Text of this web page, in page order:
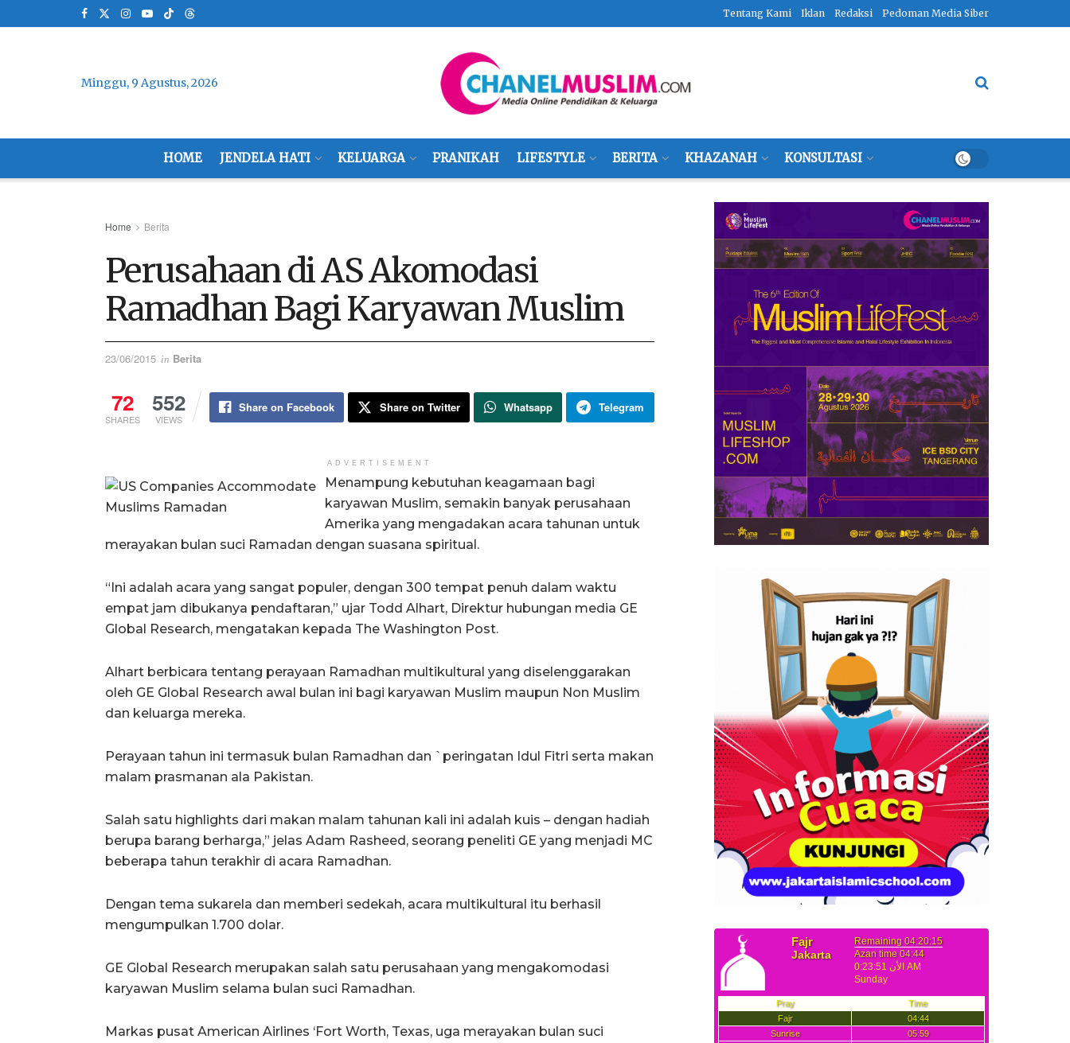
Tentang Kami Iklan Redaksi Pedoman Media Siber
Minggu, 9 Agustus, 2026
HOME JENDELA HATI KELUARGA PRANIKAH LIFESTYLE BERITA KHAZANAH KONSULTASI
Home Berita
Perusahaan di AS Akomodasi
Ramadhan Bagi Karyawan Muslim
23/06/2015 in Berita
72
SHARES
552
VIEWS
Share on Facebook Share on Twitter Whatsapp Telegram
ADVERTISEMENT
Menampung kebutuhan keagamaan bagi
karyawan Muslim, semakin banyak perusahaan
Amerika yang mengadakan acara tahunan untuk
merayakan bulan suci Ramadan dengan suasana spiritual.
“Ini adalah acara yang sangat populer, dengan 300 tempat penuh dalam waktu
empat jam dibukanya pendaftaran,” ujar Todd Alhart, Direktur hubungan media GE
Global Research, mengatakan kepada The Washington Post.
Alhart berbicara tentang perayaan Ramadhan multikultural yang diselenggarakan
oleh GE Global Research awal bulan ini bagi karyawan Muslim maupun Non Muslim
dan keluarga mereka.
Perayaan tahun ini termasuk bulan Ramadhan dan `peringatan Idul Fitri serta makan
malam prasmanan ala Pakistan.
Salah satu highlights dari makan malam tahunan kali ini adalah kuis – dengan hadiah
berupa barang berharga,” jelas Adam Rasheed, seorang peneliti GE yang menjadi MC
beberapa tahun terakhir di acara Ramadhan.
Dengan tema sukarela dan memberi sedekah, acara multikultural itu berhasil
mengumpulkan 1.700 dolar.
GE Global Research merupakan salah satu perusahaan yang mengakomodasi
karyawan Muslim selama bulan suci Ramadhan.
Markas pusat American Airlines ‘Fort Worth, Texas, uga merayakan bulan suci